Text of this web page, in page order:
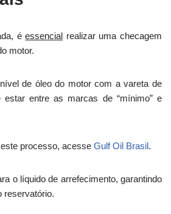
éessencial realizar uma checagem
motor.
de óleo do motor com a vareta de
entre as marcas de “mínimo” e
processo, acesse Gulf Oil Brasil.
o líquido de arrefecimento, garantindo
reservatório.